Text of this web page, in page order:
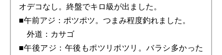
オデコなし。終盤でキロ級が出ました。
■午前アジ：ポツポツ。つまみ程度釣れました。
外道：カサゴ
■午後アジ：午後もポツリポツリ。バラシ多かった